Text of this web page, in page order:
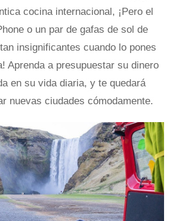
cocina internacional, ¡Pero el
o un par de gafas de sol de
insignificantes cuando lo pones
Aprenda a presupuestar su dinero
en su vida diaria, y te quedará
nuevas ciudades cómodamente.